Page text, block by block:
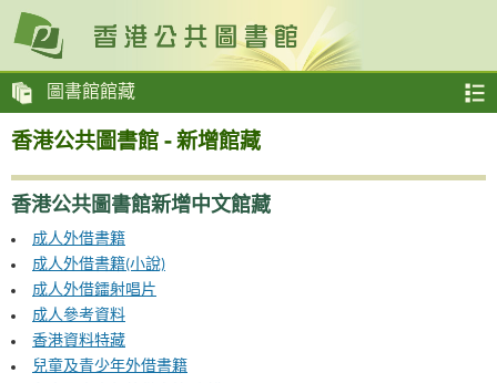
圖書館館藏
香港公共圖書館 - 新增館藏
香港公共圖書館新增中文館藏
成人外借書籍
成人外借書籍(小說)
成人外借鐳射唱片
成人參考資料
香港資料特藏
兒童及青少年外借書籍